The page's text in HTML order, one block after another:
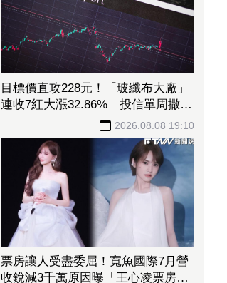
目標價直攻228元！「玻纖布大廠」
連收7紅大漲32.86% 投信單周撒
16.7億元、掃入近萬張2026.08.08 19:10
票房讓人受盡委屈！寬魚國際7月營
收銳減3千萬原因曝「王心凌票房＞